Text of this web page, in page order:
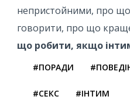
непристойними, про
говорити, про що
що робити, якщо
#ПОРАДИ
#СЕКС #ІНТИМ